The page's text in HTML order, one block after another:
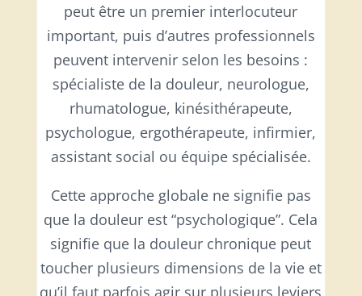
peut être un premier interlocuteur
important, puis d’autres professionnels
peuvent intervenir selon les besoins :
spécialiste de la douleur, neurologue,
rhumatologue, kinésithérapeute,
psychologue, ergothérapeute, infirmier,
assistant social ou équipe spécialisée.
Cette approche globale ne signifie pas
que la douleur est “psychologique”. Cela
signifie que la douleur chronique peut
toucher plusieurs dimensions de la vie et
qu’il faut parfois agir sur plusieurs leviers